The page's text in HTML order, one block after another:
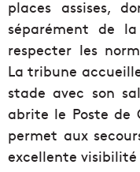
places assises,
séparément de
respecter les
La tribune
stade avec son
abrite le Poste de
permet aux
excellente visibilité